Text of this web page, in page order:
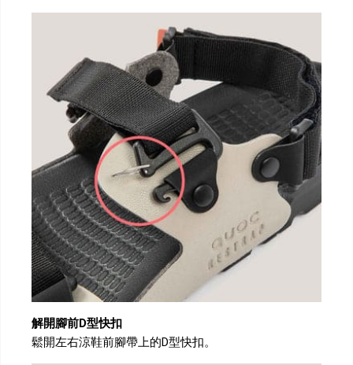
解開腳前D型快扣
鬆開左右涼鞋前腳帶上的D型快扣。